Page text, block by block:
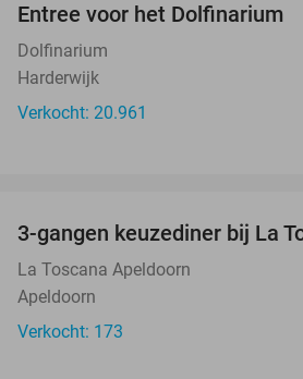
Entree voor het Dolfinarium
Dolfinarium
Harderwijk
Verkocht: 20.961
3-gangen keuzediner bij La
La Toscana Apeldoorn
Apeldoorn
Verkocht: 173